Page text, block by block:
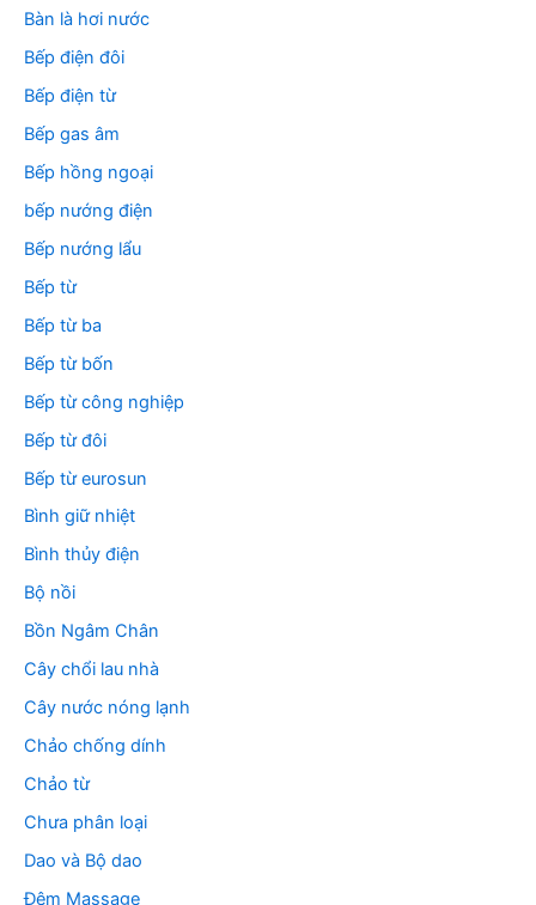
Bàn là hơi nước
Bếp điện đôi
Bếp điện từ
Bếp gas âm
Bếp hồng ngoại
bếp nướng điện
Bếp nướng lẩu
Bếp từ
Bếp từ ba
Bếp từ bốn
Bếp từ công nghiệp
Bếp từ đôi
Bếp từ eurosun
Bình giữ nhiệt
Bình thủy điện
Bộ nồi
Bồn Ngâm Chân
Cây chổi lau nhà
Cây nước nóng lạnh
Chảo chống dính
Chảo từ
Chưa phân loại
Dao và Bộ dao
Đệm Massage